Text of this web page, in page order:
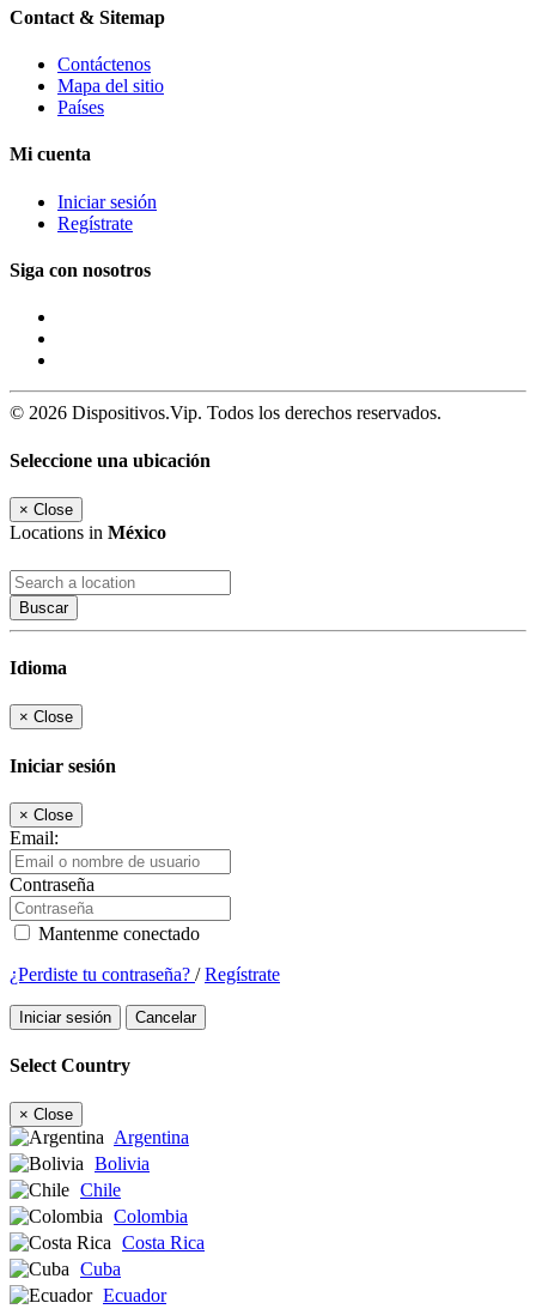
Contact & Sitemap
Contáctenos
Mapa del sitio
Países
Mi cuenta
Iniciar sesión
Regístrate
Siga con nosotros
© 2026 Dispositivos.Vip. Todos los derechos reservados.
Seleccione una ubicación
× Close
Locations in México
Buscar
Idioma
× Close
Iniciar sesión
× Close
Email:
Contraseña
Mantenme conectado
¿Perdiste tu contraseña? /Regístrate
Iniciar sesión Cancelar
Select Country
× Close
Argentina
Bolivia
Chile
Colombia
Costa Rica
Cuba
Ecuador